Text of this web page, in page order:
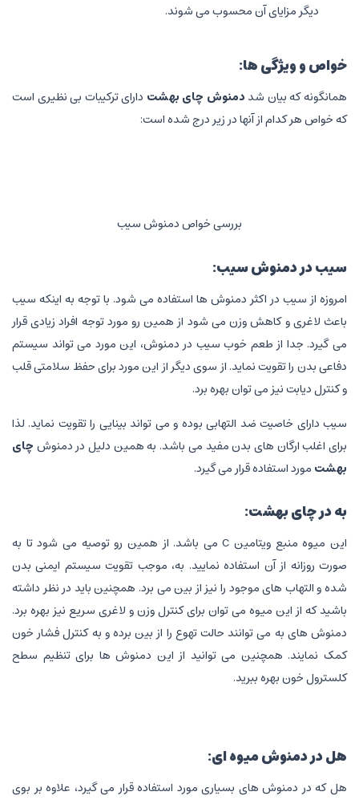
دیگر مزایای آن محسوب می شوند.
خواص و ویژگی ها:
همانگونه که بیان شد دمنوش چای بهشت دارای ترکیبات بی نظیری است
که خواص هر کدام از آنها در زیر درج شده است:
بررسی خواص دمنوش سیب
سیب دردمنوش سیب:
امروزه از سیب در اکثر دمنوش ها استفاده می شود. با توجه به اینکه سیب
باعث لاغری و کاهش وزن می شود از همین رو مورد توجه افراد زیادی قرار
می گیرد. جدا از طعم خوب سیب در دمنوش، این مورد می تواند سیستم
دفاعی بدن را تقویت نماید. از سوی دیگر از این مورد برای حفظ سلامتی قلب
و کنترل دیابت نیز می توان بهره برد.
سیب دارای خاصیت ضد التهابی بوده و می تواند بینایی را تقویت نماید. لذا
برای اغلب ارگان های بدن مفید می باشد. به همین دلیل در دمنوش چای
بهشت مورد استفاده قرار می گیرد.
به درچای بهشت:
این میوه منبع ویتامین C می باشد. از همین رو توصیه می شود تا به
صورت روزانه از آن استفاده نمایید. به، موجب تقویت سیستم ایمنی بدن
شده و التهاب های موجود را نیز از بین می برد. همچنین باید در نظر داشته
باشید که از این میوه می توان برای کنترل وزن و لاغری سریع نیز بهره برد.
دمنوش های به می توانند حالت تهوع را از بین برده و به کنترل فشار خون
کمک نمایند. همچنین می توانید از این دمنوش ها برای تنظیم سطح
کلسترول خون بهره ببرید.
هل دردمنوش میوه ای:
هل که در دمنوش های بسیاری مورد استفاده قرار می گیرد، علاوه بر بوی